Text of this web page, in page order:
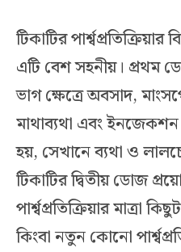
টিকাটির পার্শ্বপ্রতিক্রিয়ার
এটি বেশ সহনীয়। প্রথম
ভাগ ক্ষেত্রে অবসাদ,
মাথাব্যথা এবং
হয়, সেখানে ব্যথা ও
টিকাটির দ্বিতীয় ডোজ
পার্শ্বপ্রতিক্রিয়ার মাত্রা
কিংবা নতুন কোনো